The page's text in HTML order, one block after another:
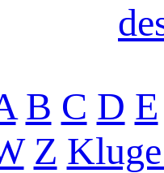
B C D E
Z